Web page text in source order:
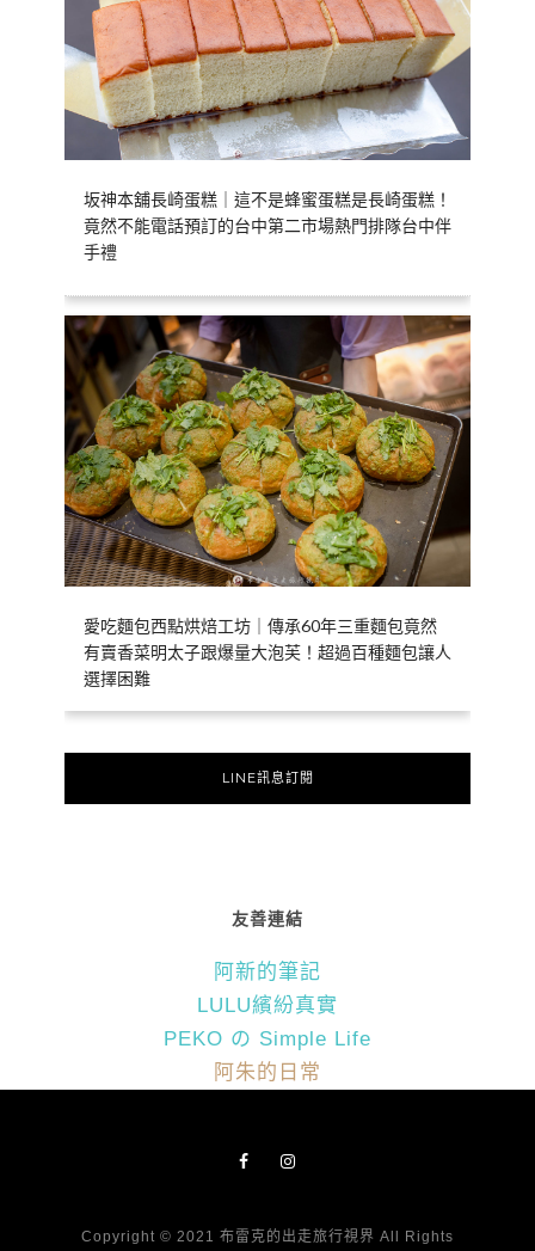
坂神本舖長崎蛋糕｜這不是蜂蜜蛋糕是長崎蛋糕！
竟然不能電話預訂的台中第二市場熱門排隊台中伴
手禮
愛吃麵包西點烘焙工坊｜傳承60年三重麵包竟然
有賣香菜明太子跟爆量大泡芙！超過百種麵包讓人
選擇困難
LINE訊息訂閱
友善連結
阿新的筆記
LULU繽紛真實
PEKO の Simple Life
阿朱的日常
Copyright © 2021 布雷克的出走旅行視界 All Rights